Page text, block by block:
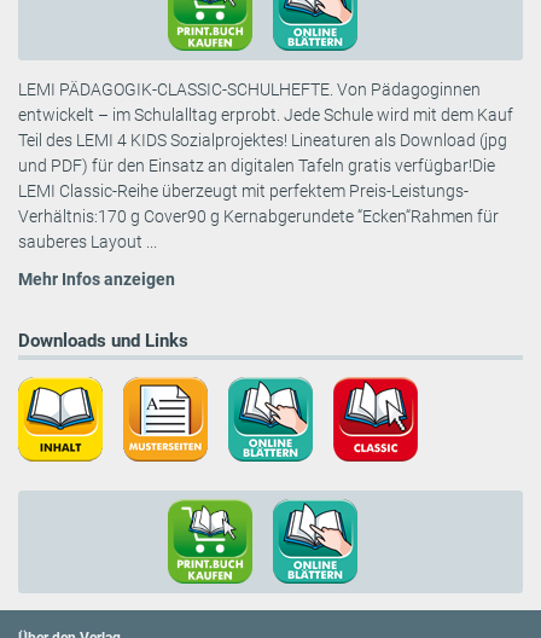
LEMI PÄDAGOGIK-CLASSIC-SCHULHEFTE. Von Pädagoginnen
entwickelt – im Schulalltag erprobt. Jede Schule wird mit dem Kauf
Teil des LEMI 4 KIDS Sozialprojektes! Lineaturen als Download (jpg
und PDF) für den Einsatz an digitalen Tafeln gratis verfügbar!Die
LEMI Classic-Reihe überzeugt mit perfektem Preis-Leistungs-
Verhältnis:170 g Cover90 g Kernabgerundete “Ecken“Rahmen für
sauberes Layout ...
Mehr Infos anzeigen
Downloads und Links